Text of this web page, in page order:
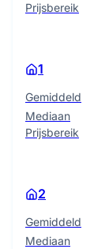
Prijsbereik
1
Gemiddeld
Mediaan
Prijsbereik
2
Gemiddeld
Mediaan